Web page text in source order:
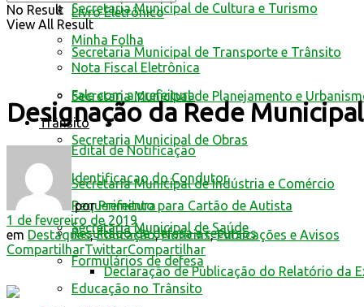
Livro Eletrônico
Minha Folha
Nota Fiscal Eletrônica
Fale com a prefeitura
Trânsito
Edital de Notificação
Identificacao do Condutor
Requerimento para Cartão de Autista
Resultado de defesa e recursos
Formulários de defesa
Educação no Trânsito
Secretaria Municipal de Cultura e Turismo
Secretaria Municipal de Transporte e Trânsito
Secretaria Municipal de Planejamento e
Secretaria Municipal de Obras
Secretaria Municipal de Indústria e Comércio
Secretaria Municipal de Saúde
Declaração de Publicação do Relatório da
No Result
View All Result
Designação da Rede
por Prefeitura
1 de fevereiro de 2019
em Destaques,Educação,Notícias,Publicações e Avisos
CompartilharTwittarCompartilhar